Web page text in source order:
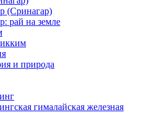
(Сринагар)
рай на земле
и природа
гималайская железная